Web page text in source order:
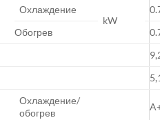
Охлаждение
kW
Обогрев
Охлаждение/
обогрев